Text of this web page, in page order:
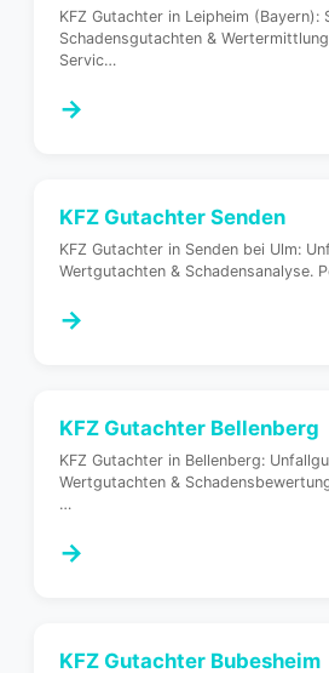
KFZ Gutachter in Leipheim (Bayern):
Schadensgutachten &
Servic…
→
KFZ Gutachter Senden
KFZ Gutachter in Senden bei Ulm:
Wertgutachten & Schadensanalyse.
→
KFZ Gutachter Bellenberg
KFZ Gutachter in Bellenberg:
Wertgutachten &
…
→
KFZ Gutachter Bubesheim